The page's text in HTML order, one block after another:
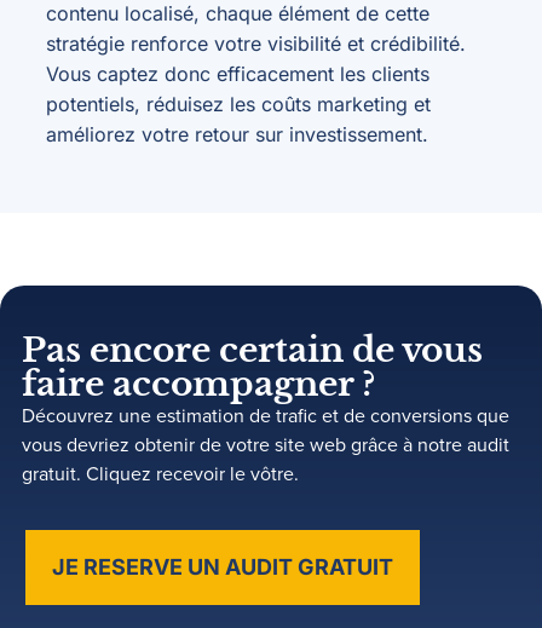
contenu localisé, chaque élément de cette
stratégie renforce votre visibilité et crédibilité.
Vous captez donc efficacement les clients
potentiels, réduisez les coûts marketing et
améliorez votre retour sur investissement.
Pas encore certain de vous
faire accompagner ?
Découvrez une estimation de trafic et de conversions que
vous devriez obtenir de votre site web grâce à notre audit
gratuit. Cliquez recevoir le vôtre.
JE RESERVE UN AUDIT GRATUIT